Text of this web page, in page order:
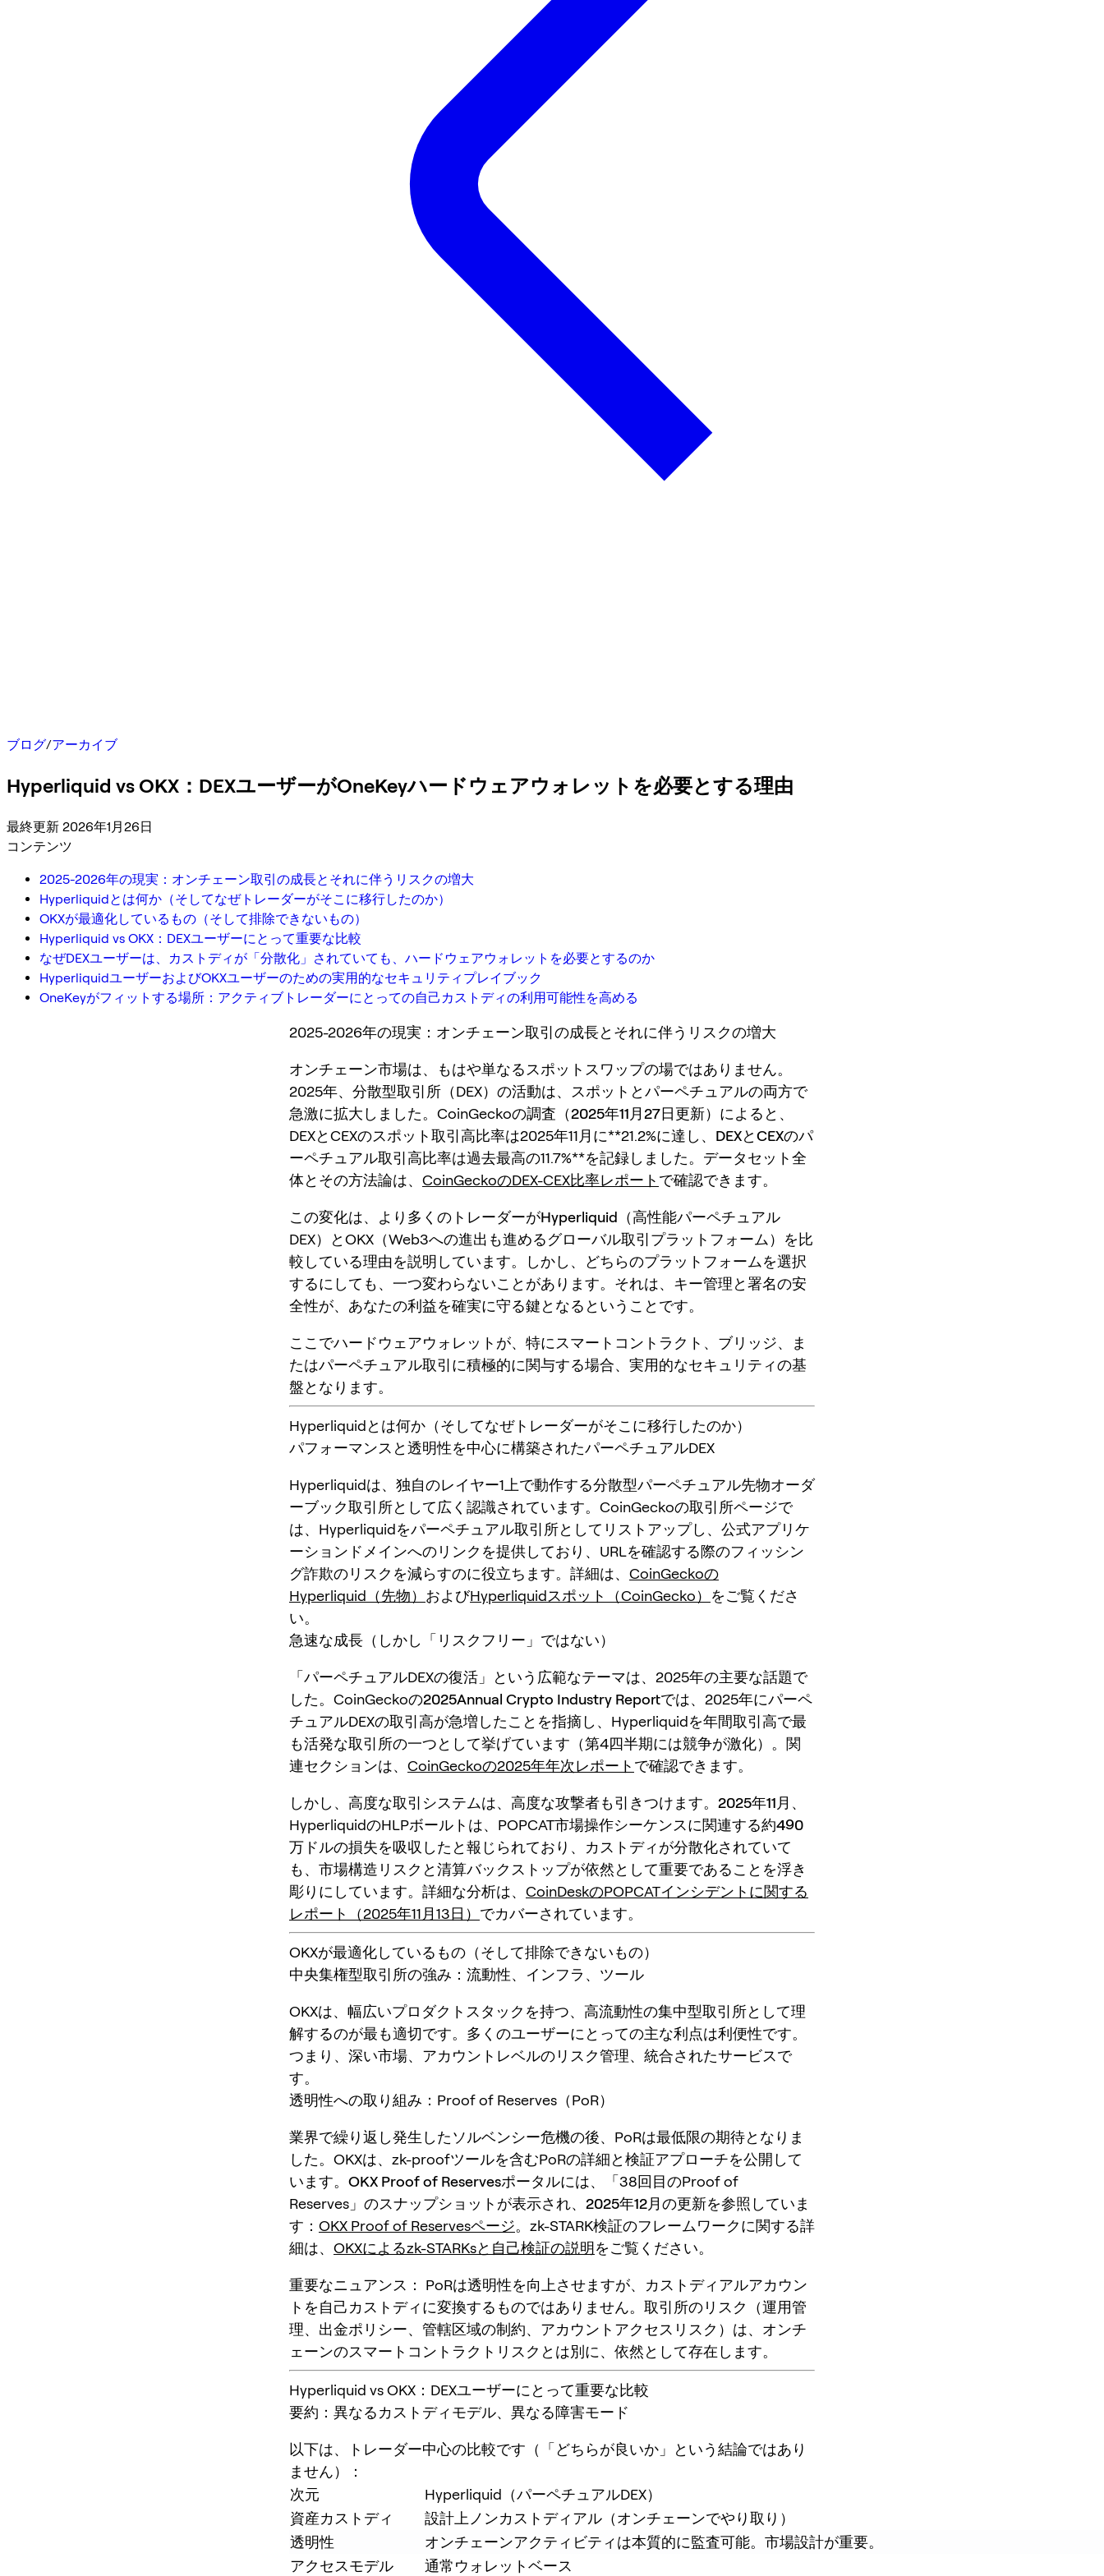
ブログ/アーカイブ
Hyperliquid vs OKX：DEXユーザーがOneKeyハードウェアウォレットを必要とする理由
最終更新 2026年1月26日
コンテンツ
2025-2026年の現実：オンチェーン取引の成長とそれに伴うリスクの増大
Hyperliquidとは何か（そしてなぜトレーダーがそこに移行したのか）
OKXが最適化しているもの（そして排除できないもの）
Hyperliquid vs OKX：DEXユーザーにとって重要な比較
なぜDEXユーザーは、カストディが「分散化」されていても、ハードウェアウォレットを必要とするのか
HyperliquidユーザーおよびOKXユーザーのための実用的なセキュリティプレイブック
OneKeyがフィットする場所：アクティブトレーダーにとっての自己カストディの利用可能性を高める
2025-2026年の現実：オンチェーン取引の成長とそれに伴うリスクの増大
オンチェーン市場は、もはや単なるスポットスワップの場ではありません。
2025年、分散型取引所（DEX）の活動は、スポットとパーペチュアルの両方で
急激に拡大しました。CoinGeckoの調査（2025年11月27日更新）によると、
DEXとCEXのスポット取引高比率は2025年11月に**21.2%に達し、DEXとCEXのパ
ーペチュアル取引高比率は過去最高の11.7%**を記録しました。データセット全
体とその方法論は、 CoinGeckoのDEX-CEX比率レポート で確認できます。
この変化は、より多くのトレーダーがHyperliquid （高性能パーペチュアル
DEX）とOKX（Web3への進出も進めるグローバル取引プラットフォーム）を比
較している理由を説明しています。しかし、どちらのプラットフォームを選択
するにしても、一つ変わらないことがあります。それは、 キー管理と署名の安
全性が、あなたの利益を確実に守る鍵となるということです。
ここでハードウェアウォレット が、特にスマートコントラクト、ブリッジ、ま
たはパーペチュアル取引に積極的に関与する場合、実用的なセキュリティの基
盤となります。
Hyperliquidとは何か（そしてなぜトレーダーがそこに移行したのか）
パフォーマンスと透明性を中心に構築されたパーペチュアルDEX
Hyperliquidは、独自のレイヤー1上で動作する分散型パーペチュアル先物オーダ
ーブック取引所として広く認識されています。CoinGeckoの取引所ページで
は、Hyperliquidをパーペチュアル取引所としてリストアップし、公式アプリケ
ーションドメインへのリンクを提供しており、URLを確認する際のフィッシン
グ詐欺のリスクを減らすのに役立ちます。詳細は、 CoinGeckoの
Hyperliquid（先物） およびHyperliquidスポット（CoinGecko） をご覧くださ
い。
急速な成長（しかし「リスクフリー」ではない）
「パーペチュアルDEXの復活」という広範なテーマは、2025年の主要な話題で
した。CoinGeckoの2025Annual Crypto Industry Reportでは、2025年にパーペ
チュアルDEXの取引高が急増したことを指摘し、Hyperliquidを年間取引高で最
も活発な取引所の一つとして挙げています（第4四半期には競争が激化）。関
連セクションは、 CoinGeckoの2025年年次レポート で確認できます。
しかし、高度な取引システムは、高度な攻撃者も引きつけます。 2025年11月 、
HyperliquidのHLPボールトは、POPCAT市場操作シーケンスに関連する約490
万ドルの損失を吸収したと報じられており、カストディが分散化されていて
も、市場構造リスクと清算バックストップが依然として重要であることを浮き
彫りにしています。詳細な分析は、 CoinDeskのPOPCATインシデントに関する
レポート（2025年11月13日） でカバーされています。
OKXが最適化しているもの（そして排除できないもの）
中央集権型取引所の強み：流動性、インフラ、ツール
OKXは、幅広いプロダクトスタックを持つ、高流動性の集中型取引所として理
解するのが最も適切です。多くのユーザーにとっての主な利点は利便性です。
つまり、深い市場、アカウントレベルのリスク管理、統合されたサービスで
す。
透明性への取り組み：Proof of Reserves（PoR）
業界で繰り返し発生したソルベンシー危機の後、PoRは最低限の期待となりま
した。OKXは、zk-proofツールを含むPoRの詳細と検証アプローチを公開して
います。 OKX Proof of Reservesポータルには、「38回目のProof of
Reserves」のスナップショットが表示され、 2025年12月の更新を参照していま
す： OKX Proof of Reservesページ。zk-STARK検証のフレームワークに関する詳
細は、 OKXによるzk-STARKsと自己検証の説明をご覧ください。
重要なニュアンス：
PoRは透明性を向上させますが、カストディアルアカウン
トを自己カストディに変換するものではありません。取引所のリスク（運用管
理、出金ポリシー、管轄区域の制約、アカウントアクセスリスク）は、オンチ
ェーンのスマートコントラクトリスクとは別に、依然として存在します。
Hyperliquid vs OKX：DEXユーザーにとって重要な比較
要約：異なるカストディモデル、異なる障害モード
以下は、トレーダー中心の比較です（「どちらが良いか」という結論ではあり
ません）：
次元
Hyperliquid（パーペチュアルDEX）
資産カストディ
設計上ノンカストディアル（オンチェーンでやり取り）
透明性
オンチェーンアクティビティは本質的に監査可能。市場設計が重要。
アクセスモデル
通常ウォレットベース